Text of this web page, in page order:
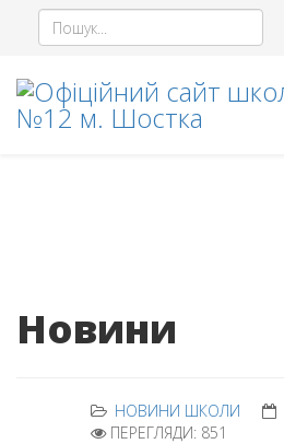
Новини
НОВИНИ ШКОЛИ
ПЕРЕГЛЯДИ: 851